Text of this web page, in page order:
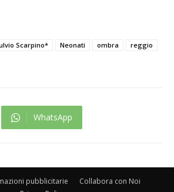
Scarpino* Neonati ombra
reggio
WhatsApp
pubblicitarie
Collabora con Noi